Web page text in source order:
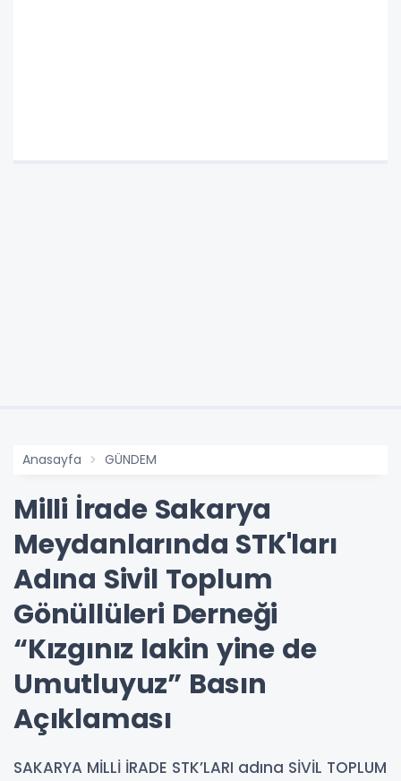
Anasayfa GÜNDEM
Milli İrade Sakarya
Meydanlarında STK'ları
Adına Sivil Toplum
Gönüllüleri Derneği
“Kızgınız lakin yine de
Umutluyuz” Basın
Açıklaması
SAKARYA MİLLİ İRADE STK’LARI adına SİVİL TOPLUM